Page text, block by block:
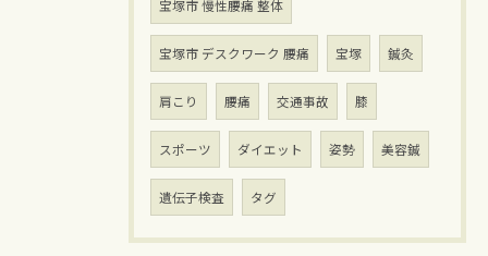
宝塚市 慢性腰痛 整体
宝塚市 デスクワーク 腰痛 宝塚 鍼灸
肩こり 腰痛 交通事故 膝
スポーツ ダイエット 姿勢 美容鍼
遺伝子検査 タグ